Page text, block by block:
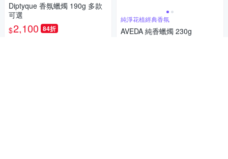
Diptyque 香氛蠟燭 190g 多款
可選
$2,100 84折
純淨花植經典香氛
AVEDA 純香蠟燭 230g